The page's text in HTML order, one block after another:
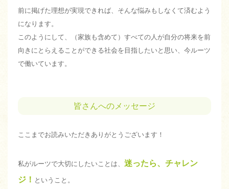
前に掲げた理想が実現できれば、そんな悩みもしなくて済むよう
になります。
このようにして、（家族も含めて）すべての人が自分の将来を前
向きにとらえることができる社会を目指したいと思い、今ルーツ
で働いています。
皆さんへのメッセージ
ここまでお読みいただきありがとうございます！
私がルーツで大切にしたいことは、 迷ったら、チャレン
ジ！ ということ。